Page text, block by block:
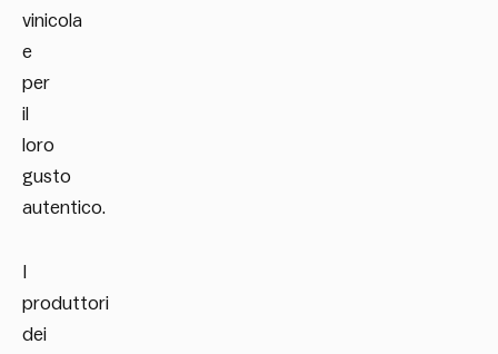
vinicola
e
per
il
loro
gusto
autentico.
produttori
dei